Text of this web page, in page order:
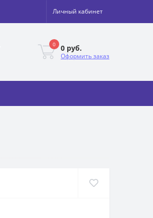
Личный кабинет
0 0 руб.
Оформить заказ